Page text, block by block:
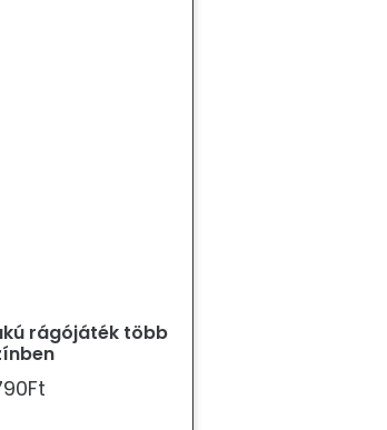
rágójáték több
Ft